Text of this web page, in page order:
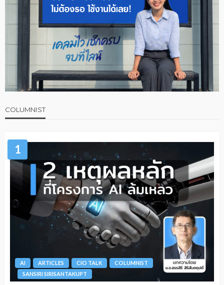
COLUMNIST
1
AI ARTICLES CIO TALK
COLUMNIST
SANSIRI SIRISANTAKUPT